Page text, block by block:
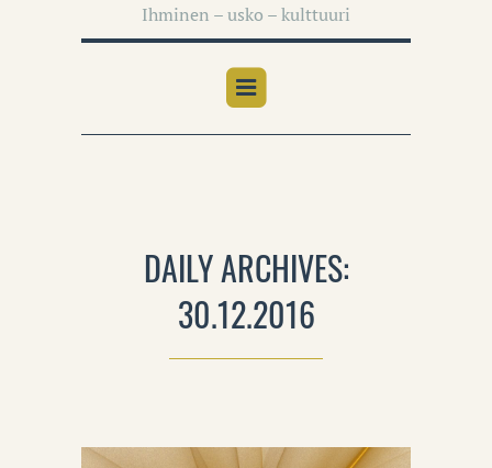
Ihminen – usko – kulttuuri
DAILY ARCHIVES:
30.12.2016